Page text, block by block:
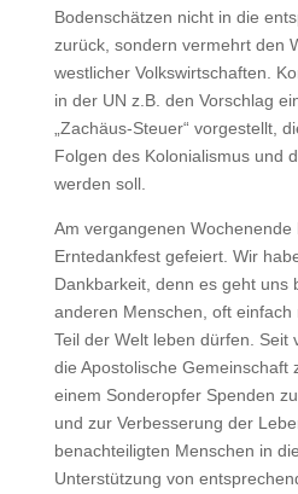
Bodenschätzen nicht in die
zurück, sondern vermehrt den
westlicher Volkswirtschaften.
in der UN z.B. den Vorschlag
„Zachäus-Steuer“ vorgestellt,
Folgen des Kolonialismus und
werden soll.
Am vergangenen Wochenende
Erntedankfest gefeiert. Wir
Dankbarkeit, denn es geht uns
anderen Menschen, oft einfach
Teil der Welt leben dürfen. Seit
die Apostolische Gemeinschaft
einem Sonderopfer Spenden
und zur Verbesserung der
benachteiligten Menschen in
Unterstützung von